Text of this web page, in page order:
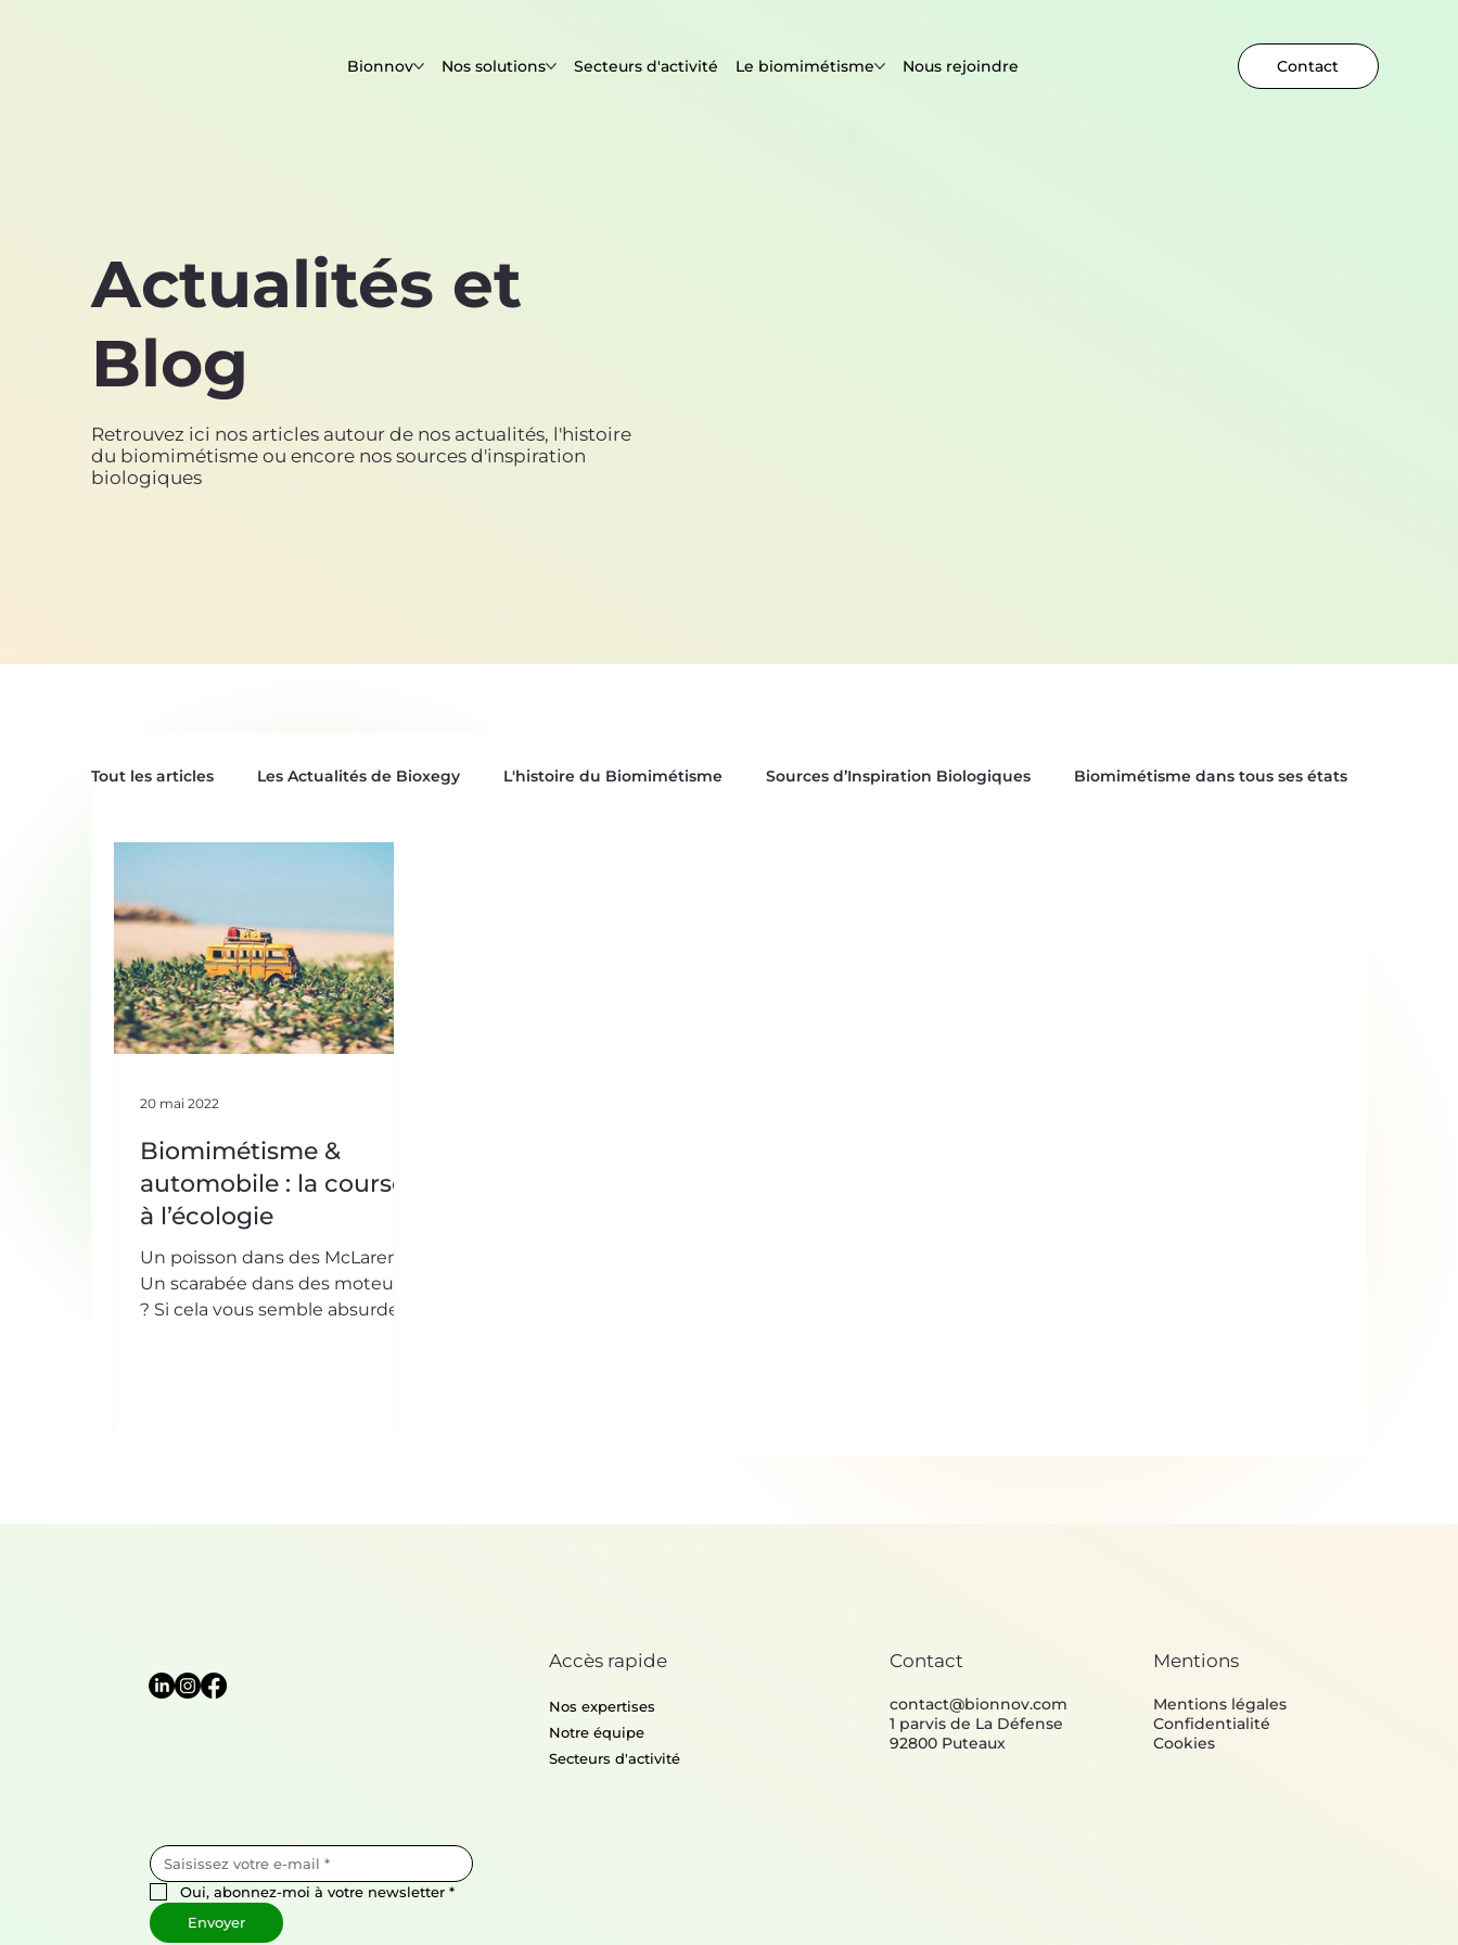
Bionnov Nos solutions Secteurs d'activité Le biomimétisme Nous rejoindre Contact
Actualités et
Blog
Retrouvez ici nos articles autour de nos actualités, l'histoire
du biomimétisme ou encore nos sources d'inspiration
biologiques
Tout les articles Les Actualités de Bioxegy L'histoire du Biomimétisme Sources d’Inspiration Biologiques Biomimétisme dans tous ses états
Biomimétisme &
automobile : la course
à l’écologie
Un poisson dans des McLaren ?
Un scarabée dans des moteurs
? Si cela vous semble absurde,
domaines qui vient à l’esprit. Car
les exem
20 mai 2022
Oui, abonnez-moi à votre newsletter *
Envoyer
Accès rapide
Nos expertises
Notre équipe
Secteurs d'activité
Contact
contact@bionnov.com
1 parvis de La Défense
92800 Puteaux
Mentions
Mentions légales
Confidentialité
Cookies